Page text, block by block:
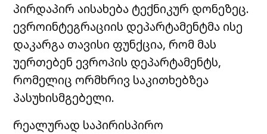
პირდაპირ აისახება ტექნიკურ დონეზეც.
ევროინტეგრაციის დეპარტამენტმა ისე
დაკარგა თავისი ფუნქცია, რომ მას
უერთებენ ევროპის დეპარტამენტს,
რომელიც ორმხრივ საკითხებზეა
პასუხისმგებელი.
რეალურად საპირისპირო